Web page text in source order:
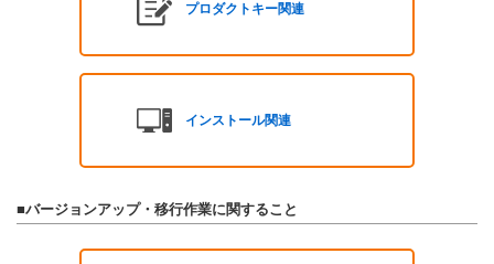
プロダクトキー関連
インストール関連
■バージョンアップ・移行作業に関すること